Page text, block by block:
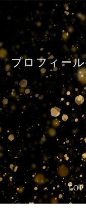
プロフィール
TOP